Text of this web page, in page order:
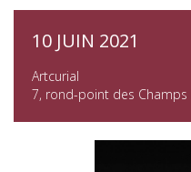
10 JUIN 2021
Artcurial
7, rond-point des Champs